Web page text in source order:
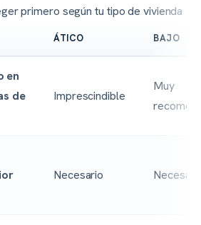
primero según tu tipo de vivienda
ÁTICO BAJO
en
de
Imprescindible
Muy
Necesario